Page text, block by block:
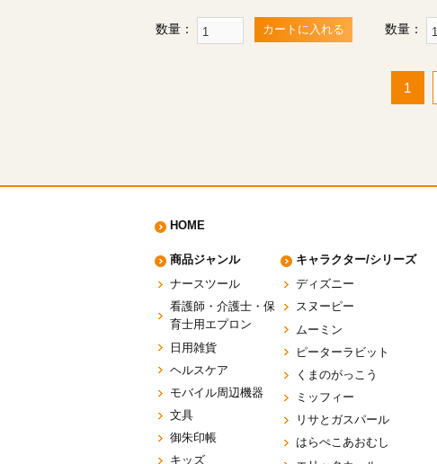
数量： カートに入れる 数量：
1
HOME
商品ジャンル
ナースツール
看護師・介護士・保
育士用エプロン
日用雑貨
ヘルスケア
モバイル周辺機器
文具
御朱印帳
キッズ
キャラクター/シリーズ
ディズニー
スヌーピー
ムーミン
ピーターラビット
くまのがっこう
ミッフィー
リサとガスパール
はらぺこあおむし